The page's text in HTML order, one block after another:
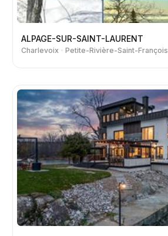
ALPAGE-SUR-SAINT-LAURENT
Charlevoix Petite-Rivière-Saint-François